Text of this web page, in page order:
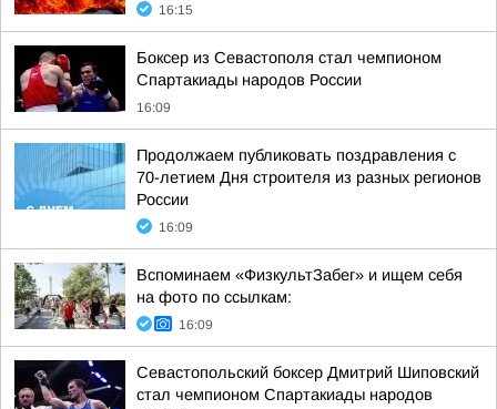
16:15
Боксер из Севастополя стал чемпионом
Спартакиады народов России
16:09
Продолжаем публиковать поздравления с
70-летием Дня строителя из разных регионов
России
16:09
Вспоминаем «ФизкультЗабег» и ищем себя
на фото по ссылкам:
16:09
Севастопольский боксер Дмитрий Шиповский
стал чемпионом Спартакиады народов